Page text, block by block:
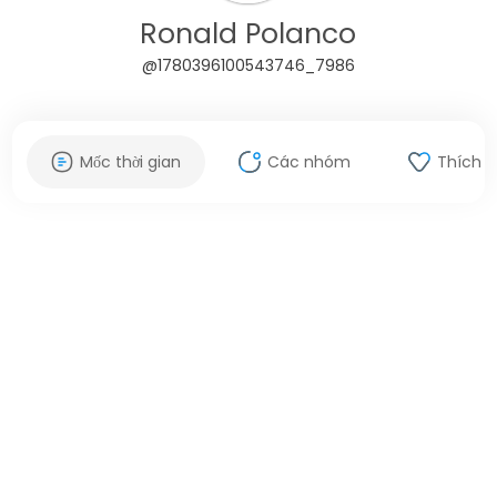
Ronald Polanco
@1780396100543746_7986
Mốc thời gian Các nhóm Thích